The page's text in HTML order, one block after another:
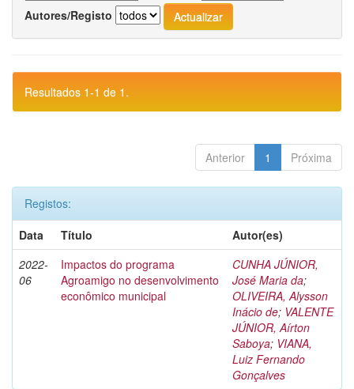
Autores/Registo
Resultados 1-1 de 1.
Anterior 1 Próxima
Registos:
Data
Título
Autor(es)
2022-
06
Impactos do programa
Agroamigo no desenvolvimento
econômico municipal
CUNHA JÚNIOR,
José Maria da;
OLIVEIRA, Alysson
Inácio de; VALENTE
JÚNIOR, Aírton
Saboya; VIANA,
Luiz Fernando
Gonçalves